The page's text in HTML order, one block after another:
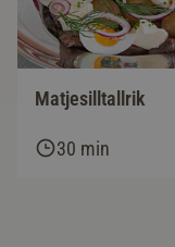
Matjesilltallrik
30 min